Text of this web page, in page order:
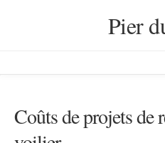
Pier
Coûts de projets de